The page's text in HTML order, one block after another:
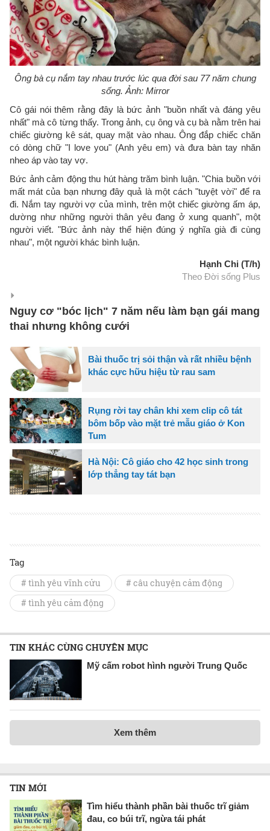
Ông bà cụ nắm tay nhau trước lúc qua đời sau 77 năm chung
sống. Ảnh: Mirror
Cô gái nói thêm rằng đây là bức ảnh "buồn nhất và đáng yêu
nhất" mà cô từng thấy. Trong ảnh, cụ ông và cụ bà nằm trên hai
chiếc giường kê sát, quay mặt vào nhau. Ông đắp chiếc chăn
có dòng chữ "I love you" (Anh yêu em) và đưa bàn tay nhăn
nheo áp vào tay vợ.
Bức ảnh cảm động thu hút hàng trăm bình luận. "Chia buồn với
mất mát của bạn nhưng đây quả là một cách "tuyệt vời" để ra
đi. Nắm tay người vợ của mình, trên một chiếc giường ấm áp,
dường như những người thân yêu đang ở xung quanh", một
người viết. "Bức ảnh này thể hiện đúng ý nghĩa già đi cùng
nhau", một người khác bình luận.
Hạnh Chi (T/h)
Theo Đời sống Plus
Nguy cơ "bóc lịch" 7 năm nếu làm bạn gái mang
thai nhưng không cưới
Bài thuốc trị sỏi thận và rất nhiều bệnh
khác cực hữu hiệu từ rau sam
Rụng rời tay chân khi xem clip cô tát
bôm bốp vào mặt trẻ mẫu giáo ở Kon
Tum
Hà Nội: Cô giáo cho 42 học sinh trong
lớp thẳng tay tát bạn
Tag
# tình yêu vĩnh cửu
# câu chuyện cảm động
# tình yêu cảm động
TIN KHÁC CÙNG CHUYÊN MỤC
Mỹ cấm robot hình người Trung Quốc
Xem thêm
TIN MỚI
Tìm hiểu thành phần bài thuốc trĩ giảm
đau, co búi trĩ, ngừa tái phát